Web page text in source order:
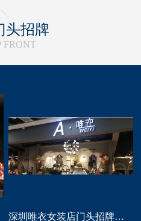
头招牌
FRONT
深圳唯衣女装店门头招牌设计制作